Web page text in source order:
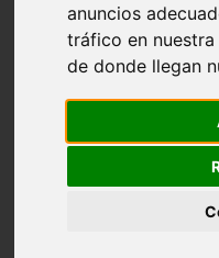
anuncios
tráfico en
de donde llegan
Sevilla - marinaleda
Córdoba - almedinilla
Navarra - zangoza
Cantabria - arenas-de-
Barcelona - la-pobla-
Las-palmas - yaiza
Valladolid - fuensaldaña